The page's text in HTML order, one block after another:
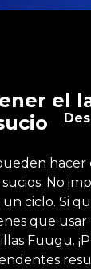
el
No
ciclo. Si
que usar
Fuugu.